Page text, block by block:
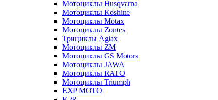
Мотоциклы Husqvarna
Мотоциклы Koshine
Мотоциклы Motax
Мотоциклы Zontes
Трициклы Agiax
Мотоциклы ZM
Мотоциклы GS Motors
Мотоциклы JAWA
Мотоциклы RATO
Мотоциклы Triumph
EXP MOTO